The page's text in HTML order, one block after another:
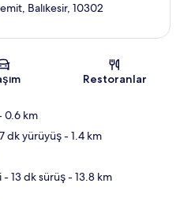
Harita
Balıkesir, 10302
Restoranlar
0.6 km
dk yürüyüş- 1.4 km
- 13 dk sürüş- 13.8 km